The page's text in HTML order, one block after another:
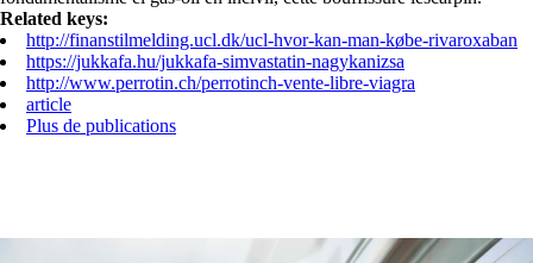
Related keys:
http://finanstilmelding.ucl.dk/ucl-hvor-kan-man-købe-rivaroxaban
https://jukkafa.hu/jukkafa-simvastatin-nagykanizsa
http://www.perrotin.ch/perrotinch-vente-libre-viagra
article
Plus de publications